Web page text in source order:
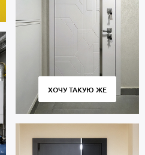
ХОЧУ ТАКУЮ ЖЕ